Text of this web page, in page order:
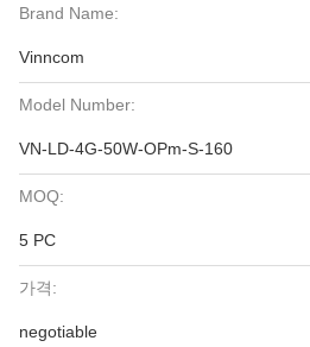
Brand Name:
Vinncom
Model Number:
VN-LD-4G-50W-OPm-S-160
MOQ:
5 PC
가격:
negotiable